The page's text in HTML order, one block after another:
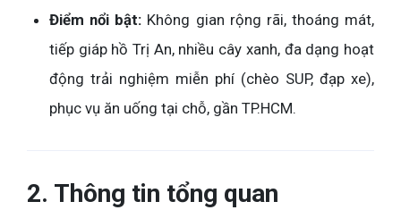
Điểm nổi bật: Không gian rộng rãi, thoáng mát,
tiếp giáp hồ Trị An, nhiều cây xanh, đa dạng hoạt
động trải nghiệm miễn phí (chèo SUP, đạp xe),
phục vụ ăn uống tại chỗ, gần TP.HCM.
2. Thông tin tổng quan